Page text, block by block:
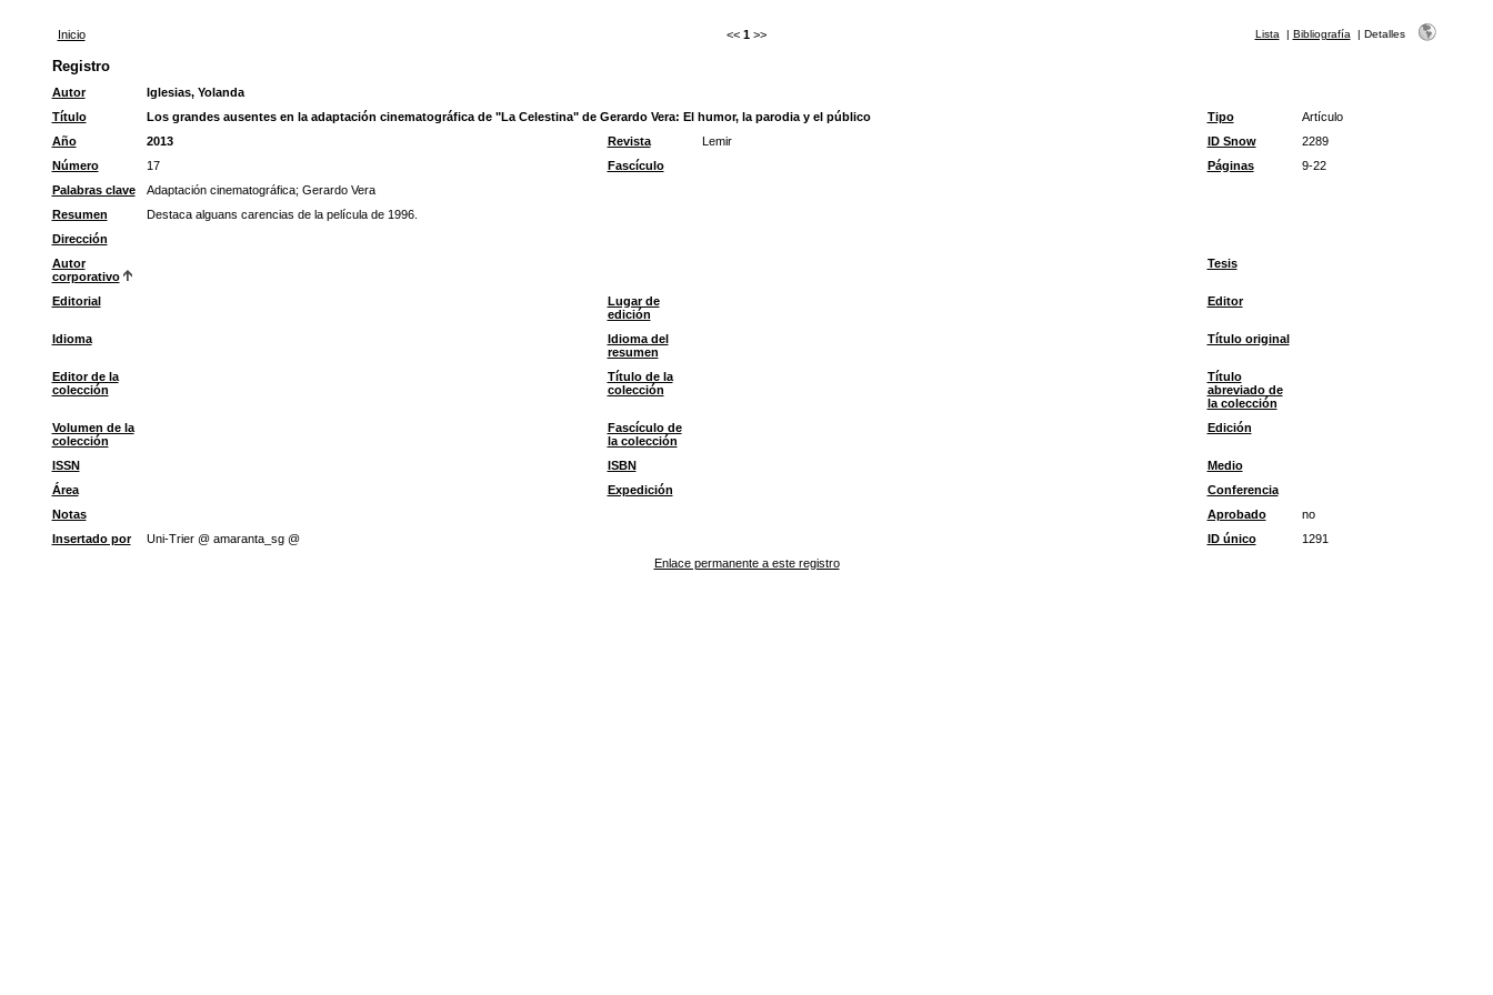
Inicio << 1 >> Lista | Bibliografía | Detalles
Registro
Autor
Iglesias, Yolanda
Título
Los grandes ausentes en la adaptación cinematográfica de "La Celestina" de Gerardo Vera: El humor, la parodia y el público Tipo
Artículo
Año
2013 Revista Lemir ID Snow
2289
Número
17 Fascículo Páginas
9-22
Palabras clave
Adaptación cinematográfica; Gerardo Vera
Resumen
Destaca alguans carencias de la película de 1996.
Dirección
Autor
corporativo
Tesis
Editorial
Lugar de
edición
Editor
Idioma
Idioma del
resumen
Título original
Editor de la
colección
Título de la
colección
Título
abreviado de
la colección
Volumen de la
colección
Fascículo de
la colección
Edición
ISSN ISBN
Medio
Área
Expedición
Conferencia
Notas
Aprobado
no
Insertado por
Uni-Trier @ amaranta_sg @ ID único
1291
Enlace permanente a este registro